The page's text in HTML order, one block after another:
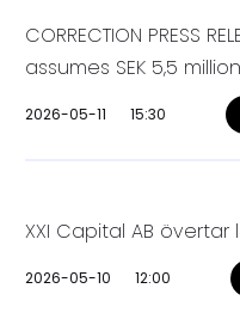
CORRECTION PRESS
assumes SEK 5,5
2026-05-11 15:30
XXI Capital AB övertar
2026-05-10 12:00